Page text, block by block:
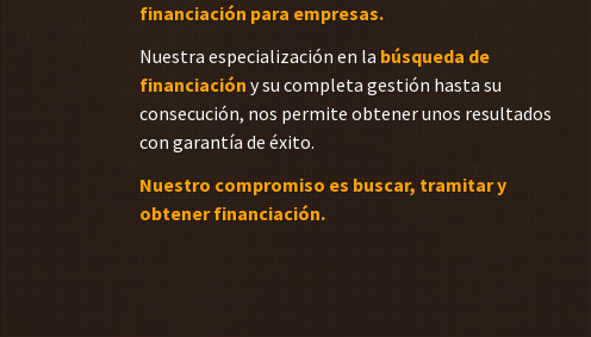
financiación para empresas.
Nuestra especialización en la búsqueda de
financiación y su completa gestión hasta su
consecución, nos permite obtener unos resultados
con garantía de éxito.
Nuestro compromiso es buscar, tramitar y
obtener financiación.